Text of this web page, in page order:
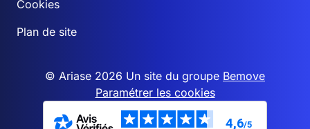
Cookies
Plan de site
© Ariase 2026 Un site du groupe Bemove
Paramétrer les cookies
4,6/5